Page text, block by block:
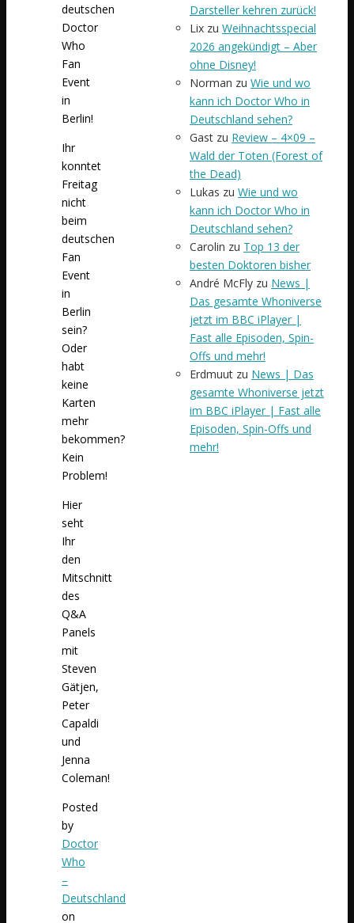
deutschen
Doctor
Who
Fan
Event
in
Berlin!
Ihr
konntet
Freitag
nicht
beim
deutschen
Fan
Event
in
Berlin
sein?
Oder
habt
keine
Karten
mehr
bekommen?
Kein
Problem!
Hier
seht
Ihr
den
Mitschnitt
des
Q&A
Panels
mit
Steven
Gätjen,
Peter
Capaldi
und
Jenna
Coleman!
Posted
by
Doctor
Who
–
Deutschland
on
Darsteller kehren zurück!
Lix zu Weihnachtsspecial
2026 angekündigt – Aber
ohne Disney!
Norman zu Wie und wo
kann ich Doctor Who in
Deutschland sehen?
Gast zu Review – 4×09 –
Wald der Toten (Forest of
the Dead)
Lukas zu Wie und wo
kann ich Doctor Who in
Deutschland sehen?
Carolin zu Top 13 der
besten Doktoren bisher
André McFly zu News |
Das gesamte Whoniverse
jetzt im BBC iPlayer |
Fast alle Episoden, Spin-
Offs und mehr!
Erdmuut zu News | Das
gesamte Whoniverse jetzt
im BBC iPlayer | Fast alle
Episoden, Spin-Offs und
mehr!